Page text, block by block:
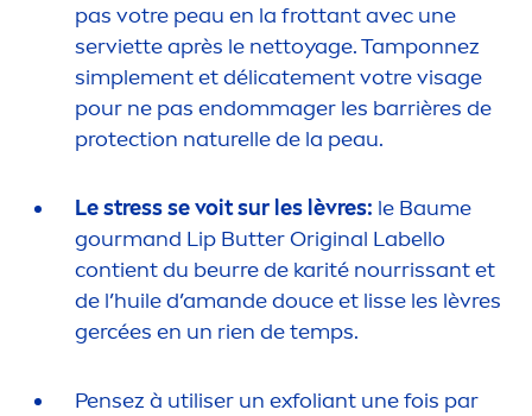
pas votre peau en la frottant avec une
serviette après le nettoyage. Tamponnez
simplement et délicatement votre visage
pour ne pas endommager les barrières de
protection naturelle de la peau.
Lestressse voit sur les lèvres: le Baume
gourmand Lip ButterOriginal Labello
contient du beurre de karité nourrissant et
de l’huile d’amande douce et lisse les lèvres
gercées en un rien de temps.
Pensez à utiliser un exfoliant une fois par